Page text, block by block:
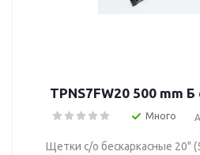
TPNS7FW20 500 mm
Много
Щетки с/о бескаркасные 20"